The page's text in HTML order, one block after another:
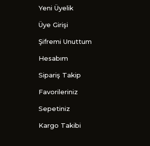
Yeni Üyelik
Üye Girişi
Şifremi Unuttum
Hesabım
Sipariş Takip
Favorileriniz
Sepetiniz
Kargo Takibi